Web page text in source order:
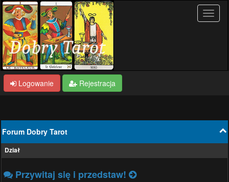
Logowanie Rejestracja
Forum Dobry Tarot
Dział
Przywitaj się i przedstaw!